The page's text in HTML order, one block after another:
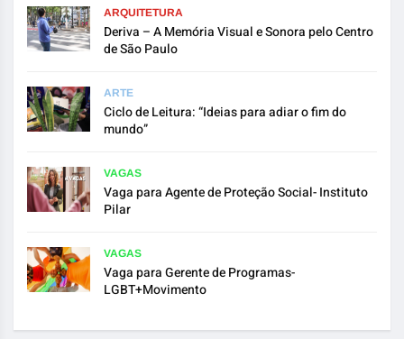
ARQUITETURA
Deriva – A Memória Visual e Sonora pelo Centro
de São Paulo
ARTE
Ciclo de Leitura: “Ideias para adiar o fim do
mundo”
VAGAS
Vaga para Agente de Proteção Social- Instituto
Pilar
VAGAS
Vaga para Gerente de Programas-
LGBT+Movimento